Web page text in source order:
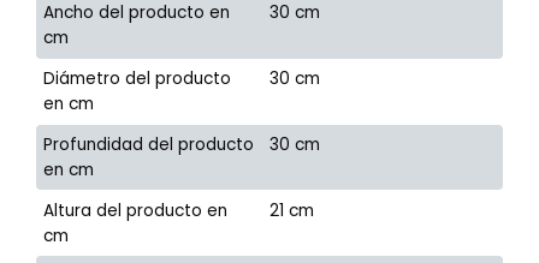
Ancho del producto en
cm
30 cm
Diámetro del producto
en cm
30 cm
Profundidad del producto
en cm
30 cm
Altura del producto en
cm
21 cm